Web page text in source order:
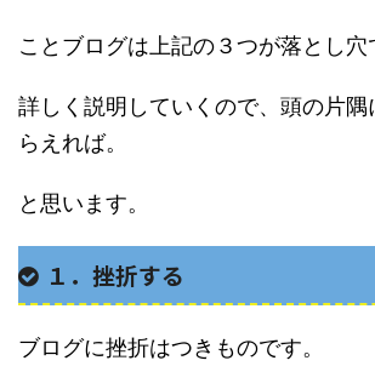
ことブログは上記の３つが落とし穴
詳しく説明していくので、頭の片隅
らえれば。
と思います。
１．挫折する
ブログに挫折はつきものです。